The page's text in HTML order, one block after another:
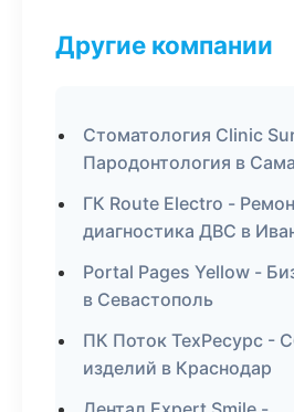
Другие компании
Стоматология Clinic
Пародонтология в
ГК Route Electro -
диагностика ДВС в
Portal Pages Yellow -
в Севастополь
ПК Поток ТехРесурс -
изделий в Краснодар